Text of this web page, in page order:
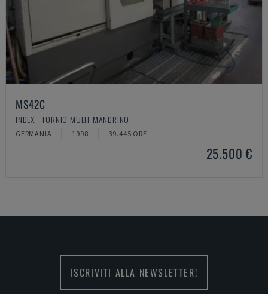
MS42C
INDEX - TORNIO MULTI-MANDRINO
GERMANIA 1998 39.445 ORE
25.500 €
ISCRIVITI ALLA NEWSLETTER!